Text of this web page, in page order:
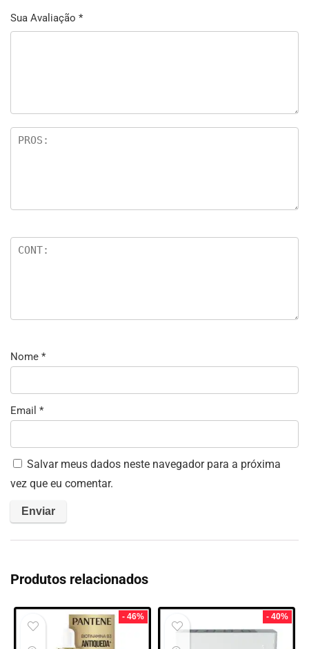
Sua Avaliação *
Nome *
Email *
Salvar meus dados neste navegador para a próxima
vez que eu comentar.
Produtos relacionados
- 46% - 40%